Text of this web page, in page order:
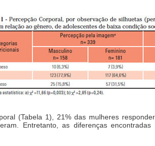
(Tabela 1), 21% das mulheres
Entretanto, as diferenças